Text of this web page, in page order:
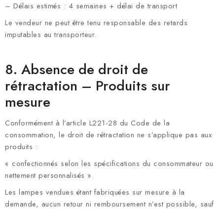
– Délais estimés : 4 semaines + délai de transport
Le vendeur ne peut être tenu responsable des retards
imputables au transporteur.
8. Absence de droit de
rétractation – Produits sur
mesure
Conformément à l’article L221-28 du Code de la
consommation, le droit de rétractation ne s’applique pas aux
produits :
« confectionnés selon les spécifications du consommateur ou
nettement personnalisés ».
Les lampes vendues étant fabriquées sur mesure à la
demande, aucun retour ni remboursement n’est possible, sauf